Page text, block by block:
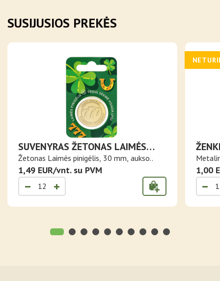
SUSIJUSIOS PREKĖS
SUVENYRAS ŽETONAS LAIMĖS
PINIGĖLIS
Žetonas Laimės pinigėlis, 30 mm, aukso..
1,49 EUR/vnt. su PVM 1,00